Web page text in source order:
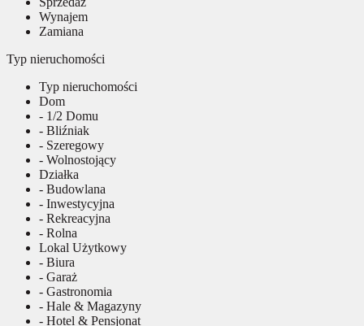
Wynajem
Zamiana
Typ nieruchomości
Typ nieruchomości
Dom
- 1/2 Domu
- Bliźniak
- Szeregowy
- Wolnostojący
Działka
- Budowlana
- Inwestycyjna
- Rekreacyjna
- Rolna
Lokal Użytkowy
- Biura
- Garaż
- Gastronomia
- Hale & Magazyny
- Hotel & Pensjonat